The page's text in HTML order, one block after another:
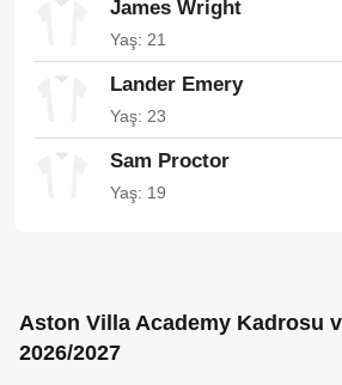
James Wright
Yaş: 21
Lander Emery
Yaş: 23
Sam Proctor
Yaş: 19
Aston Villa Academy Kadrosu
2026/2027